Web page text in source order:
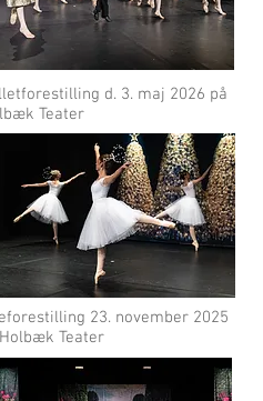
d. 3. maj 2026 på
Teater
23. november 2025
Teater